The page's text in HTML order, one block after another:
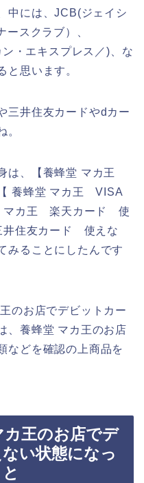
中には、JCB(ジェイシ
スクラブ）、
・エキスプレス／)、な
と思います。
三井住友カードやdカー
。
は、【養蜂堂 マカ王
養蜂堂 マカ王 VISA
マカ王 楽天カード 使
井住友カード 使えな
みることにしたんです
のお店でデビットカー
、養蜂堂 マカ王のお店
などを確認の上商品を
カ王のお店でデ
い状態になっ